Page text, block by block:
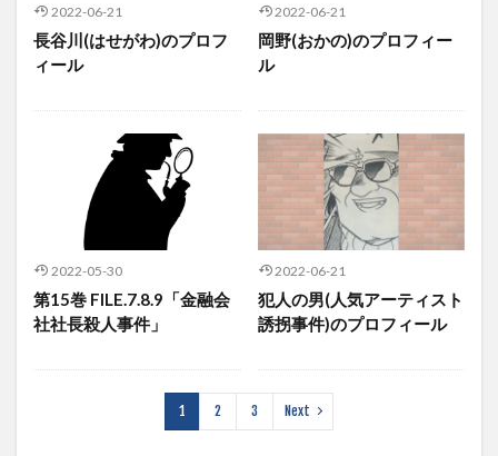
2022-06-21
長谷川(はせがわ)のプロフ
ィール
2022-06-21
岡野(おかの)のプロフィー
ル
2022-05-30
第15巻 FILE.7.8.9「金融会
社社長殺人事件」
2022-06-21
犯人の男(人気アーティスト
誘拐事件)のプロフィール
1 2 3 Next